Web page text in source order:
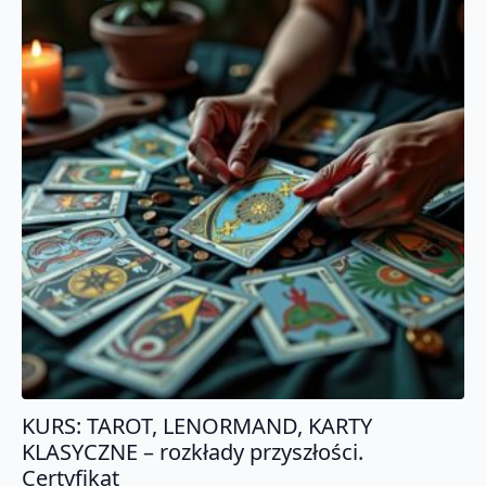
KURS: TAROT, LENORMAND, KARTY
KLASYCZNE – rozkłady przyszłości.
Certyfikat